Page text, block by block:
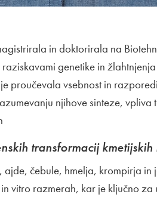
in doktorirala na
genetike in
proučevala vsebnost in
njihove sinteze, vpliva
transformacij
čebule, hmelja, krompirja in
vitro razmerah, kar je ključno za